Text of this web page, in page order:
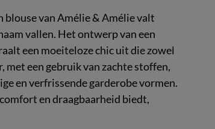
blouse van Amélie & Amélie valt
vallen. Het ontwerp van een
een moeiteloze chic uit die zowel
een gebruik van zachte stoffen,
en verfrissende garderobe vormen.
en draagbaarheid biedt,